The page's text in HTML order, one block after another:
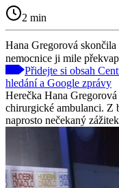
2 min
Hana Gregorová
nemocnice ji mile
Přidejte si obsah
hledání a Google zprávy
Herečka Hana
chirurgické ambulanci. Z
naprosto nečekaný